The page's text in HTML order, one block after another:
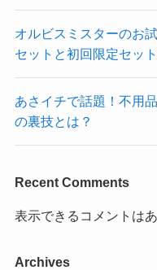
オルビスミスターのお
セットと初回限定セッ
あさイチで話題！不用
の裏技とは？
Recent Comments
表示できるコメントはあ
Archives